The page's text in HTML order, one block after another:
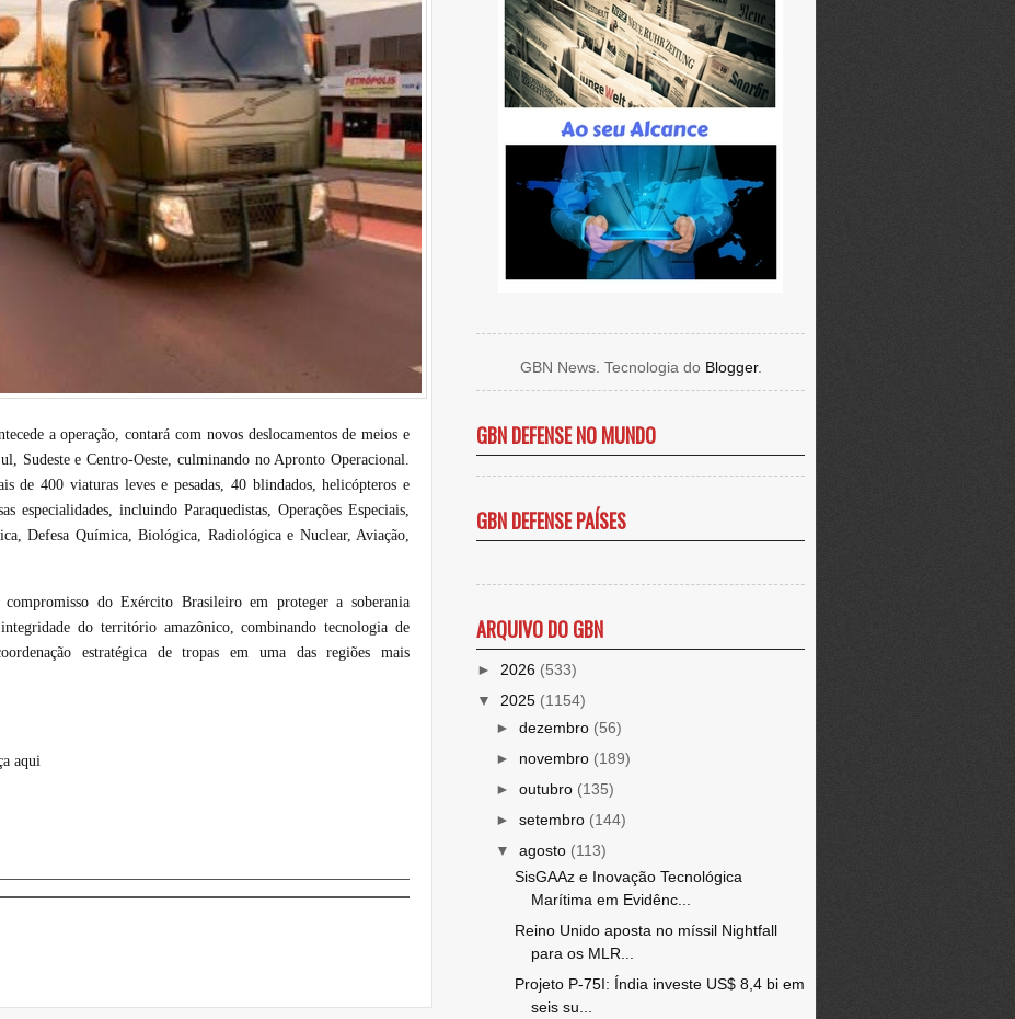
a operação, contará com novos deslocamentos de meios e
Sudeste e Centro-Oeste, culminando no Apronto Operacional.
de 400 viaturas leves e pesadas, 40 blindados, helicópteros e
especialidades, incluindo Paraquedistas, Operações Especiais,
Defesa Química, Biológica, Radiológica e Nuclear, Aviação,
do Exército Brasileiro em proteger a soberania
do território amazônico, combinando tecnologia de
estratégica de tropas em uma das regiões mais
aqui
GBN News. Tecnologia do Blogger.
GBN DEFENSE NO MUNDO
GBN DEFENSE PAÍSES
ARQUIVO DO GBN
► 2026 (533)
▼ 2025 (1154)
► dezembro (56)
► novembro (189)
► outubro (135)
► setembro (144)
▼ agosto (113)
SisGAAz e Inovação Tecnológica
Marítima em Evidênc...
Reino Unido aposta no míssil Nightfall
para os MLR...
Projeto P-75I: Índia investe US$ 8,4 bi em
seis su...